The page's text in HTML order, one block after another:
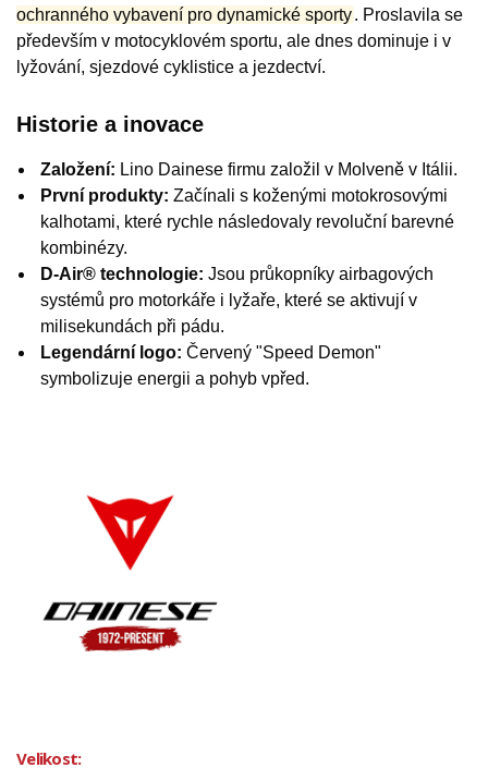
ochranného vybavení pro dynamické sporty. Proslavila se
především v motocyklovém sportu, ale dnes dominuje i v
lyžování, sjezdové cyklistice a jezdectví.
Historie a inovace
Založení: Lino Dainese firmu založil v Molveně v Itálii.
První produkty: Začínali s koženými motokrosovými
kalhotami, které rychle následovaly revoluční barevné
kombinézy.
D-Air® technologie: Jsou průkopníky airbagových
systémů pro motorkáře i lyžaře, které se aktivují v
milisekundách při pádu.
Legendární logo: Červený "Speed Demon"
symbolizuje energii a pohyb vpřed.
Velikost: